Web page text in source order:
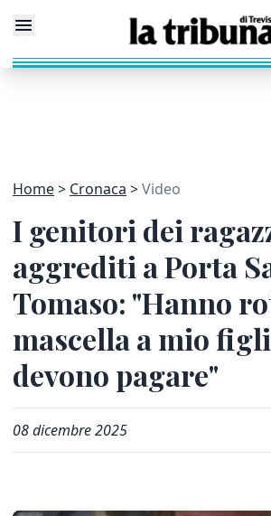
Home Cronaca Video
I genitori dei
aggrediti a Porta
Tomaso: "Hanno
mascella a mio
devono pagare"
08 dicembre 2025